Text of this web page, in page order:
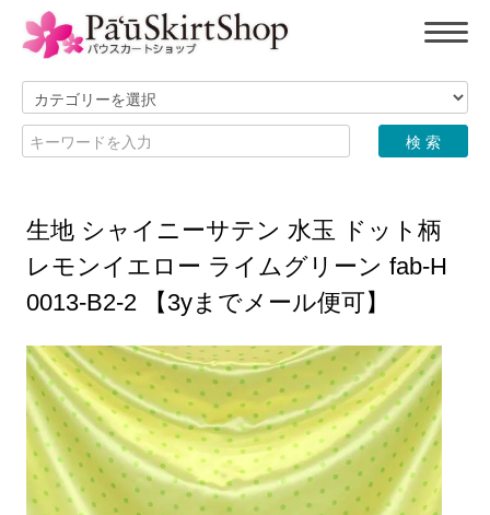
生地 シャイニーサテン 水玉 ドット柄
レモンイエロー ライムグリーン fab-H
0013-B2-2 【3yまでメール便可】